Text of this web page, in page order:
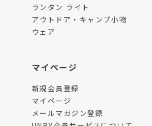
ランタン ライト
アウトドア・キャンプ小物
ウェア
マイページ
新規会員登録
マイページ
メールマガジン登録